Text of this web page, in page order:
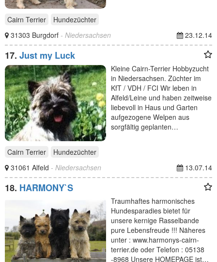
Cairn Terrier
Hundezüchter
31303 Burgdorf - Niedersachsen 23.12.14
17. Just my Luck
Kleine Cairn-Terrier Hobbyzucht
in Niedersachsen. Züchter im
KfT / VDH / FCI Wir leben in
Alfeld/Leine und haben zeitweise
liebevoll in Haus und Garten
aufgezogene Welpen aus
sorgfältig geplanten…
Cairn Terrier
Hundezüchter
31061 Alfeld - Niedersachsen 13.07.14
18. HARMONY`S
Traumhaftes harmonisches
Hundesparadies bietet für
unsere kernige Rasselbande
pure Lebensfreude !!! Näheres
unter : www.harmonys-cairn-
terrier.de oder Telefon : 05138
-8968 Unsere HOMEPAGE ist…